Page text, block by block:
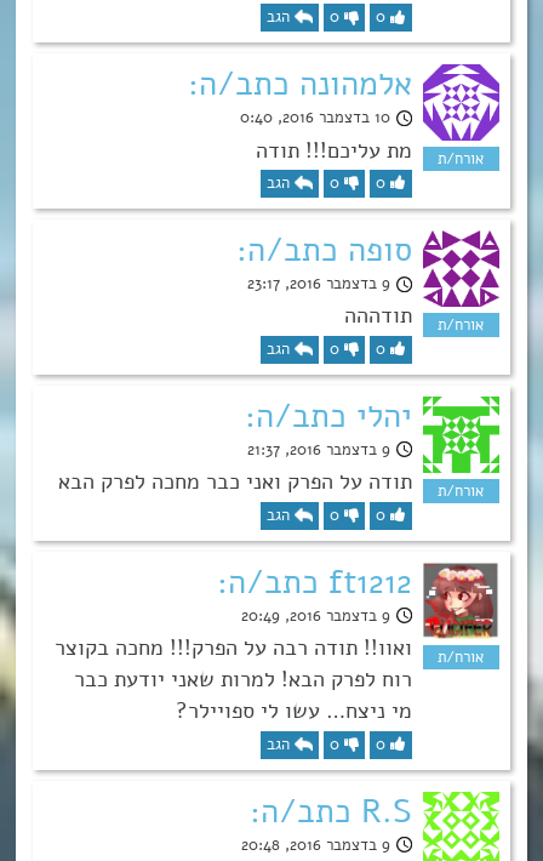
0
0 הגב
אלמהונה כתב/ה:
10 בדצמבר 2016, 0:40
מת עליכם!!! תודה
0
0 הגב
סופה כתב/ה:
9 בדצמבר 2016, 23:17
תודההה
0
0 הגב
יהלי כתב/ה:
9 בדצמבר 2016, 21:37
תודה על הפרק ואני כבר מחכה לפרק הבא
0
0 הגב
ft1212 כתב/ה:
9 בדצמבר 2016, 20:49
ואוו!! תודה רבה על הפרק!!! מחכה בקוצר
רוח לפרק הבא! למרות שאני יודעת כבר
מי ניצח… עשו לי ספויילר?
0
0 הגב
R.S כתב/ה:
9 בדצמבר 2016, 20:48